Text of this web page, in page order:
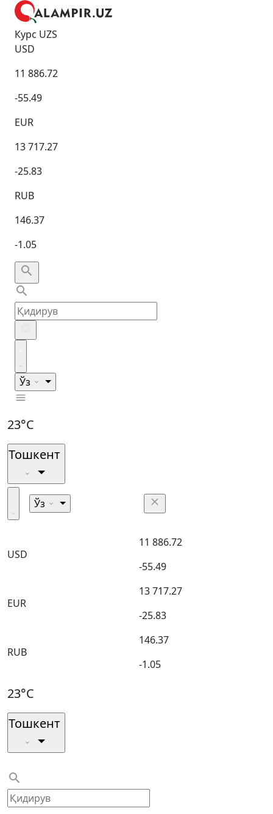
Курс UZS
USD
11 886.72
-55.49
EUR
13 717.27
-25.83
RUB
146.37
-1.05
Ўз
23°C
Тошкент
Ўз
USD
11 886.72
-55.49
EUR
13 717.27
-25.83
RUB
146.37
-1.05
23°C
Тошкент